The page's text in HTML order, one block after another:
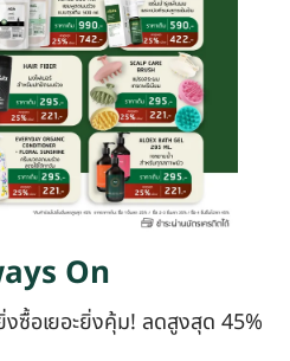
On
ซื้อเยอะยิ่งคุ้ม! ลดสูงสุด 45%